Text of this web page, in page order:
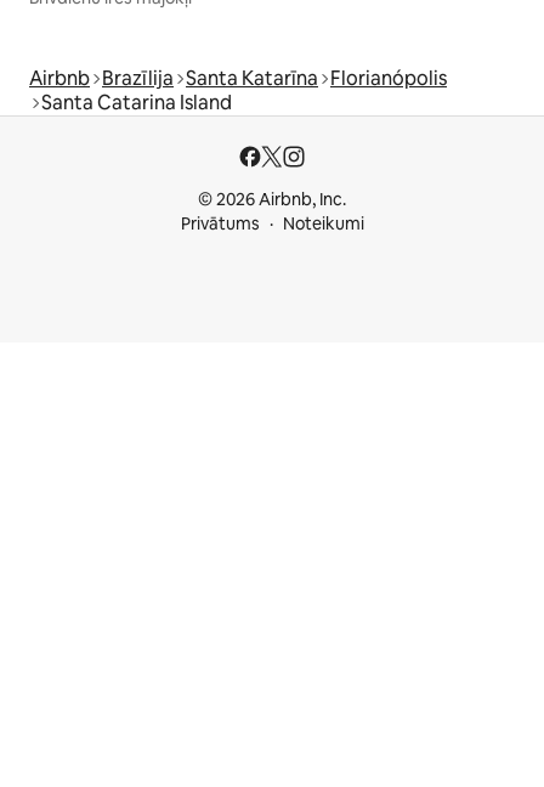
Airbnb Brazīlija Santa Katarīna Florianópolis
Santa Catarina Island
© 2026 Airbnb, Inc.
Privātums
Noteikumi